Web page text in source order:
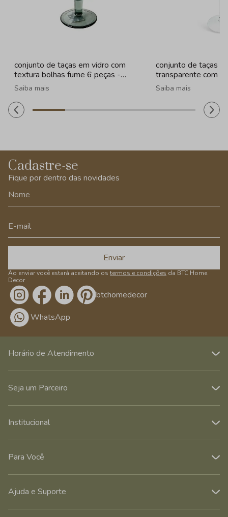
conjunto de taças em vidro com
textura bolhas fume 6 peças -
260ml
Saiba mais
conjunto de taças
transparente com
peças - 330ml
Saiba mais
Cadastre-se
Fique por dentro das novidades
Enviar
Ao enviar você estará aceitando os termos e condições da BTC Home
Decor
/btchomedecor
WhatsApp
Horário de Atendimento
Seja um Parceiro
Institucional
Para Você
Ajuda e Suporte